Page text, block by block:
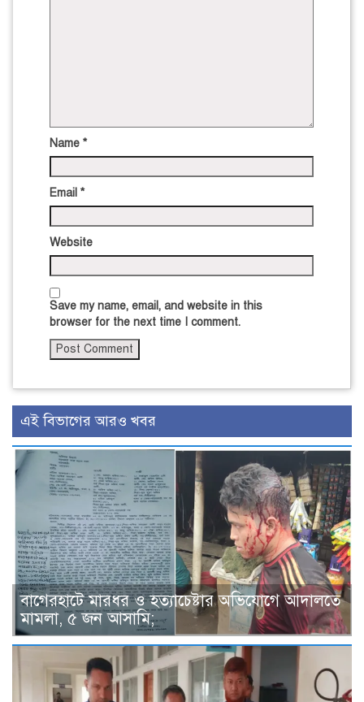
Name *
Email *
Website
Save my name, email, and website in this
browser for the next time I comment.
এই বিভাগের আরও খবর
বাগেরহাটে মারধর ও হত্যাচেষ্টার অভিযোগে আদালতে
মামলা, ৫ জন আসামি;